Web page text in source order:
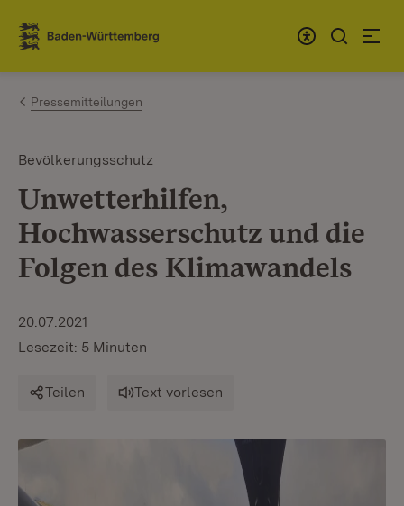
Zum Inhalt springen
Link zur Startseite
Pressemitteilungen
Bevölkerungsschutz
Unwetterhilfen,
Hochwasserschutz und die
Folgen des Klimawandels
20.07.2021
Lesezeit: 5 Minuten
Teilen Text vorlesen